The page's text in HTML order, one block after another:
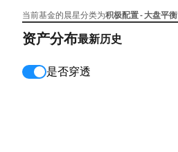
当前基金的晨星分类为积极配置 - 大盘平衡
资产分布最新历史
是否穿透